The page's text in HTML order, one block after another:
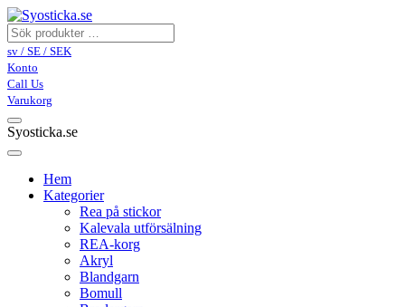
sv / SE / SEK
Konto
Call Us
Varukorg
Syosticka.se
Hem
Kategorier
Rea på stickor
Kalevala utförsälning
REA-korg
Akryl
Blandgarn
Bomull